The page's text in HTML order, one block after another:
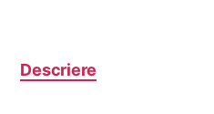
Descriere